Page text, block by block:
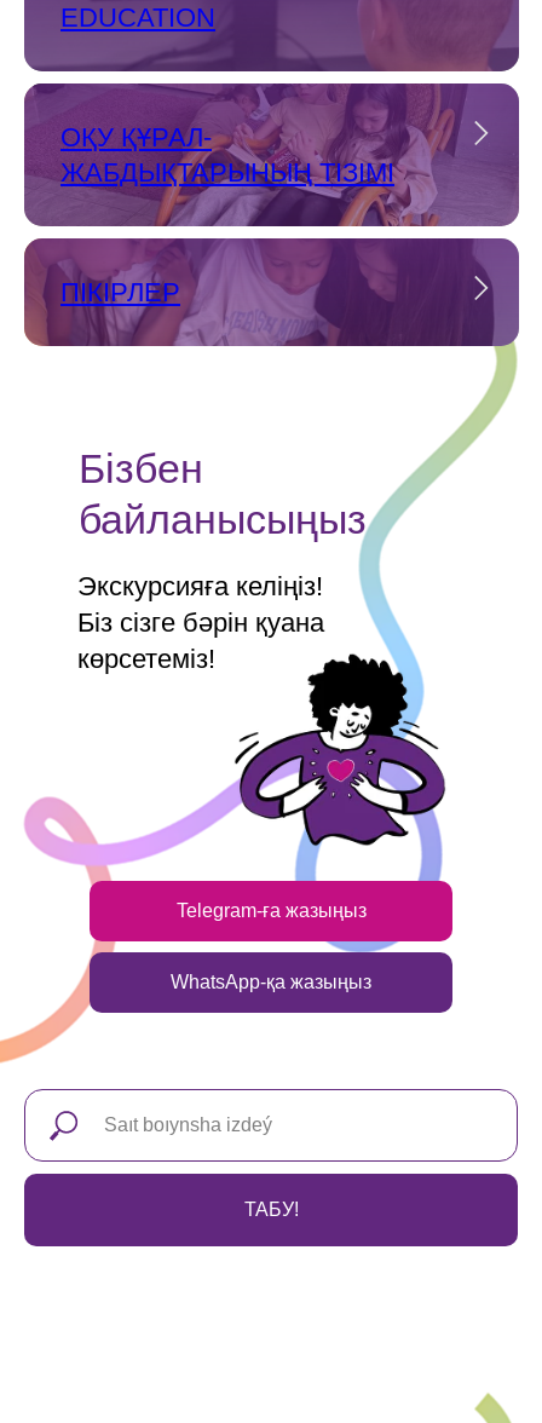
EDUCATION
ОҚУ ҚҰРАЛ-
ЖАБДЫҚТАРЫНЫҢ ТІЗІМІ
ПІКІРЛЕР
Бізбен
байланысыңыз
Экскурсияға келіңіз!
Біз сізге бәрін қуана
көрсетеміз!
Telegram-ға жазыңыз
WhatsApp-қа жазыңыз
ТАБУ!